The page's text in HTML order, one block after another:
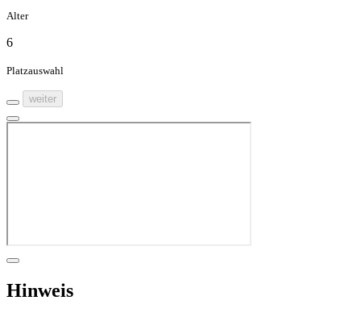
Alter
6
Platzauswahl
weiter
Hinweis